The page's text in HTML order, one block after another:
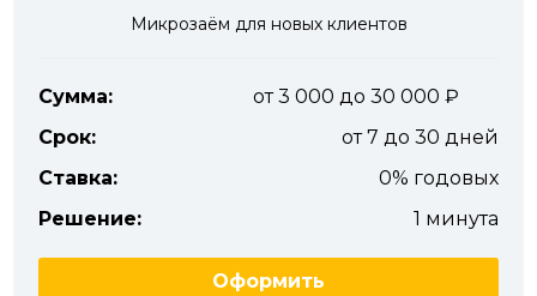
Микрозаём для новых клиентов
Сумма:
от 3 000 до 30 000
Срок:
от 7 до 30 дней
Ставка:
0% годовых
Решение:
1 минута
Оформить